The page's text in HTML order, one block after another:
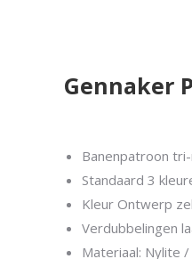
Gennaker
Banenpatroon
Standaard 3
Kleur Ontwerp
Verdubbelingen
Materiaal: Nylite